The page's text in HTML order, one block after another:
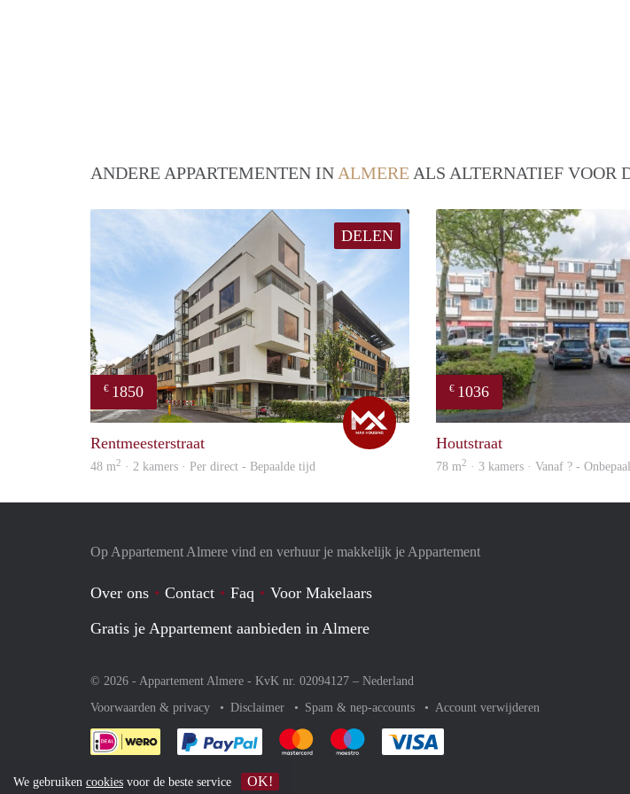
ANDERE APPARTEMENTEN IN ALMERE ALS ALTERNATIEF VOOR
DELEN
€ 1850
Max
Rentmeesterstraat
48 m2 · 2 kamers · Per direct - Bepaalde tijd
€ 1036
Houtstraat
78 m2 · 3 kamers · Vanaf ? -
Op Appartement Almere vind en verhuur je makkelijk je Appartement
Over ons Contact Faq
Voor Makelaars
Gratis je Appartement aanbieden in Almere
© 2026 - Appartement Almere - KvK nr. 02094127 – Nederland
Voorwaarden & privacy
Disclaimer Spam & nep-accounts Account verwijderen
Je rekent gemakkelijk af met Paypal
Je rekent gemakkelijk af met Mastercard
Je rekent gemakkelijk af met Meastro
We gebruiken cookies voor de beste service OK!